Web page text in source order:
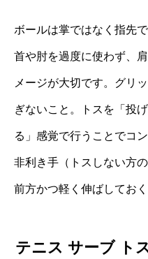
ボールは掌ではなく指先
首や肘を過度に使わず、
メージが大切です。グリ
ぎないこと。トスを「投
る」感覚で行うことでコ
非利き手（トスしない方
前方かつ軽く伸ばしておく
テニス サーブ ト